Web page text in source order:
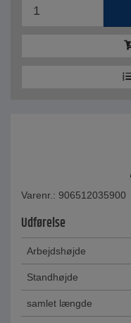
Varenr.: 906512035900
Udførelse
Arbejdshøjde
Standhøjde
samlet længde